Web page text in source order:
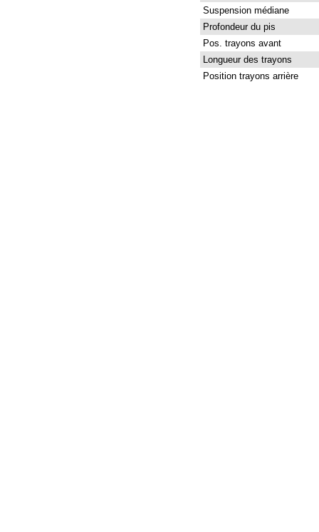
Suspension médiane
Profondeur du pis
Pos. trayons avant
Longueur des trayons
Position trayons arrière